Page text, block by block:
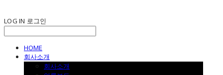
LOG IN 로그인
HOME
회사소개
회사소개